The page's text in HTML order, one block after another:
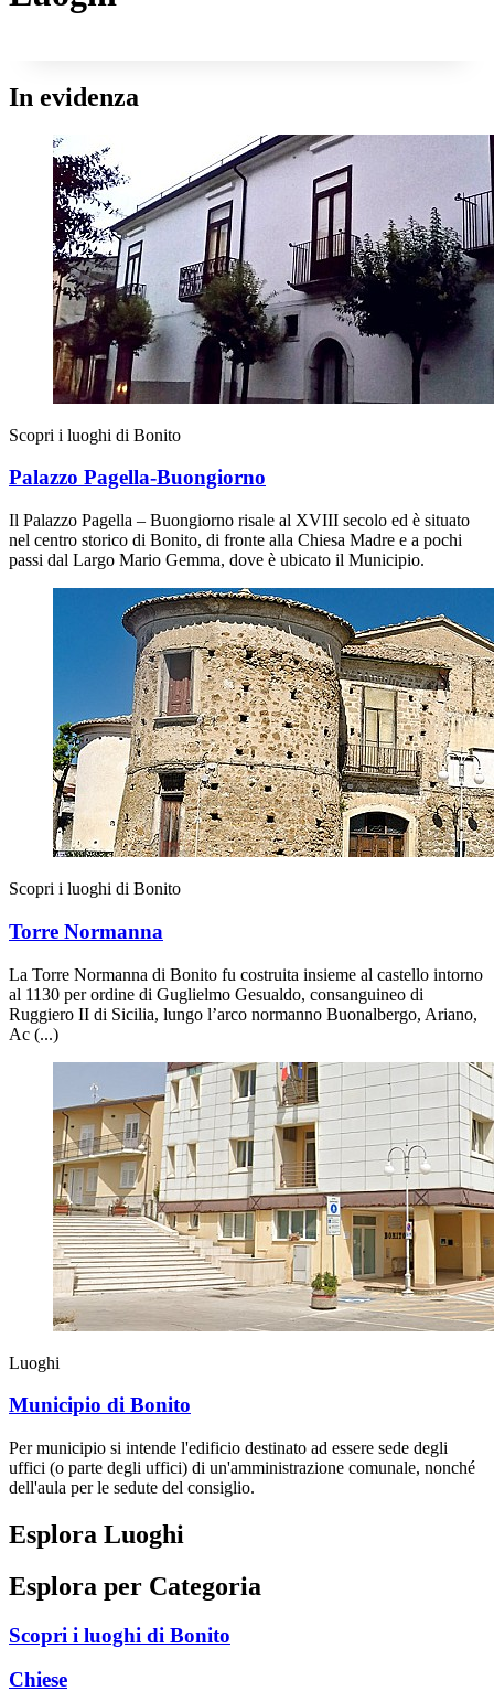
In evidenza
Scopri i luoghi di Bonito
Palazzo Pagella-Buongiorno
Il Palazzo Pagella – Buongiorno risale al XVIII secolo ed è situato
nel centro storico di Bonito, di fronte alla Chiesa Madre e a pochi
passi dal Largo Mario Gemma, dove è ubicato il Municipio.
Scopri i luoghi di Bonito
Torre Normanna
La Torre Normanna di Bonito fu costruita insieme al castello intorno
al 1130 per ordine di Guglielmo Gesualdo, consanguineo di
Ruggiero II di Sicilia, lungo l’arco normanno Buonalbergo, Ariano,
Ac (...)
Luoghi
Municipio di Bonito
Per municipio si intende l'edificio destinato ad essere sede degli
uffici (o parte degli uffici) di un'amministrazione comunale, nonché
dell'aula per le sedute del consiglio.
Esplora Luoghi
Esplora per Categoria
Scopri i luoghi di Bonito
Chiese